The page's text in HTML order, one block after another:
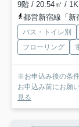
9階 / 20.54㎡ /
都営新宿線「新
バス・トイレ別
フローリング
※お申込み後の条
お申込み前にお願
見る